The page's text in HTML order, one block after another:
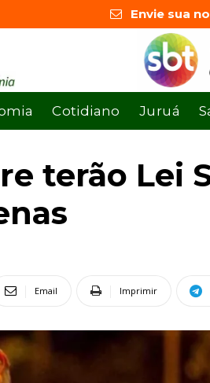
Envie sua
Cotidiano Juruá
terão Lei
Email Imprimir